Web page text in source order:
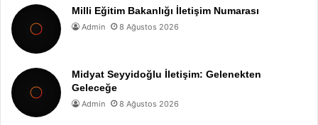
Milli Eğitim Bakanlığı İletişim Numarası
Admin 8 Ağustos 2026
Midyat Seyyidoğlu İletişim: Gelenekten
Geleceğe
Admin 8 Ağustos 2026